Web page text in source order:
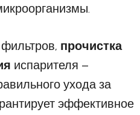
прочистка
испарителя –
ухода за
эффективное